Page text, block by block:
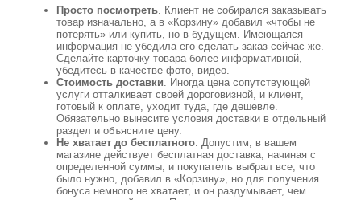
Просто посмотреть. Клиент не собирался заказывать
товар изначально, а в «Корзину» добавил «чтобы не
потерять» или купить, но в будущем. Имеющаяся
информация не убедила его сделать заказ сейчас же.
Сделайте карточку товара более информативной,
убедитесь в качестве фото, видео.
Стоимость доставки. Иногда цена сопутствующей
услуги отталкивает своей дороговизной, и клиент,
готовый к оплате, уходит туда, где дешевле.
Обязательно вынесите условия доставки в отдельный
раздел и объясните цену.
Не хватает до бесплатного. Допустим, в вашем
магазине действует бесплатная доставка, начиная с
определенной суммы, и покупатель выбрал все, что
было нужно, добавил в «Корзину», но для получения
бонуса немного не хватает, и он раздумывает, чем